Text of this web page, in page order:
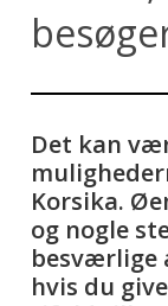
Det kan
Korsika.
og nogle
besværlige
hvis du